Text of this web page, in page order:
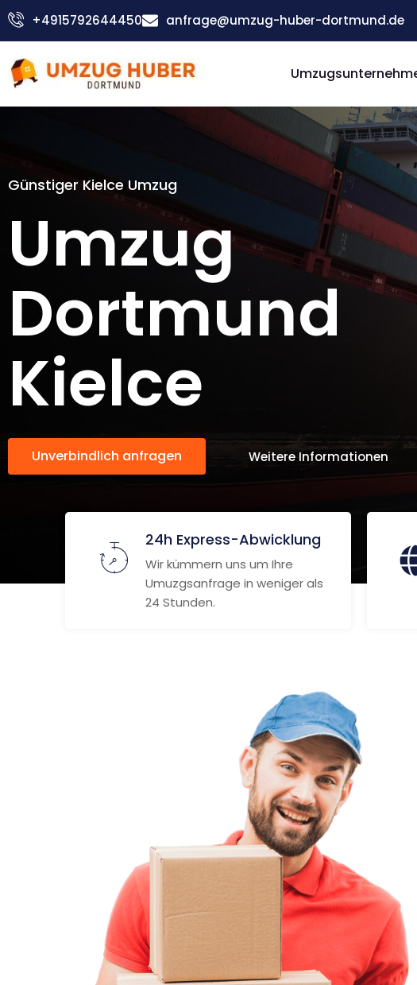
Zum
Inhalt
+4915792644450 anfrage@umzug-huber-dortmund.de
Günstiger Kielce Umzug
Umzug
Dortmund
Kielce
Unverbindlich anfragen Weitere Informationen
24h Express-Abwicklung
Wir kümmern uns um Ihre
Umuzgsanfrage in weniger als
24 Stunden.